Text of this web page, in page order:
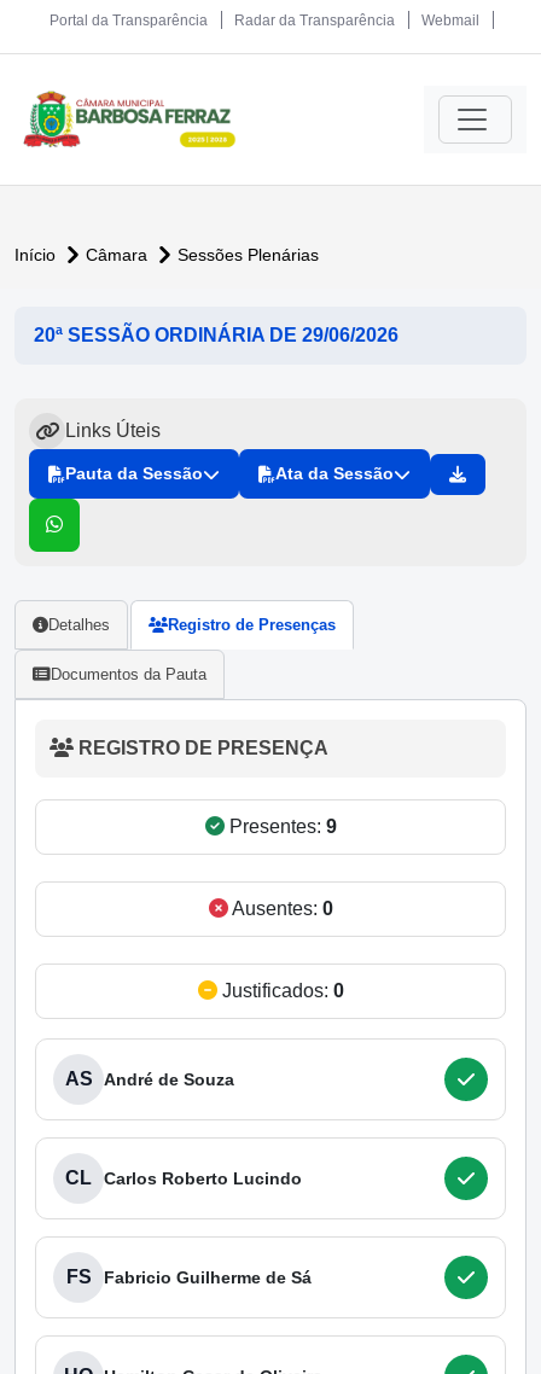
Portal da Transparência Radar da Transparência Webmail
Início Câmara Sessões Plenárias
20ª SESSÃO ORDINÁRIA DE 29/06/2026
Links Úteis
Pauta da Sessão Ata da Sessão
Detalhes Registro de Presenças
Documentos da Pauta
REGISTRO DE PRESENÇA
Presentes: 9
Ausentes: 0
Justificados: 0
AS André de Souza
CL Carlos Roberto Lucindo
FS Fabricio Guilherme de Sá